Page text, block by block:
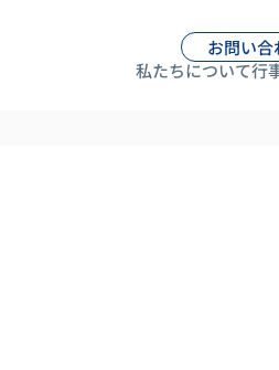
お問い合
私たちについて行